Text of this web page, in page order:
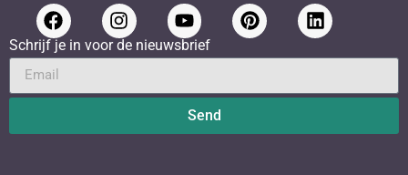
Schrijf je in voor de nieuwsbrief
Send